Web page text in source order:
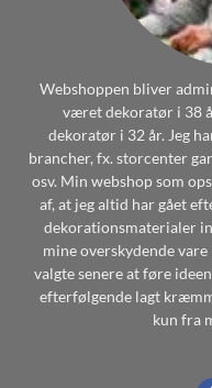
Webshoppen bliver
været dekoratør i 38
dekoratør i 32 år. Jeg
brancher, fx. storcenter
osv. Min webshop som
af, at jeg altid har gået
dekorationsmaterialer
mine overskydende
valgte senere at føre
efterfølgende lagt
kun fra